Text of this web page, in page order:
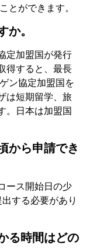
とができます。
か。
定加盟国が発行
得すると、最長
ン協定加盟国を
は短期留学、旅
。日本は加盟国
から申請でき
ース開始日の少
する必要があり
る時間はどの